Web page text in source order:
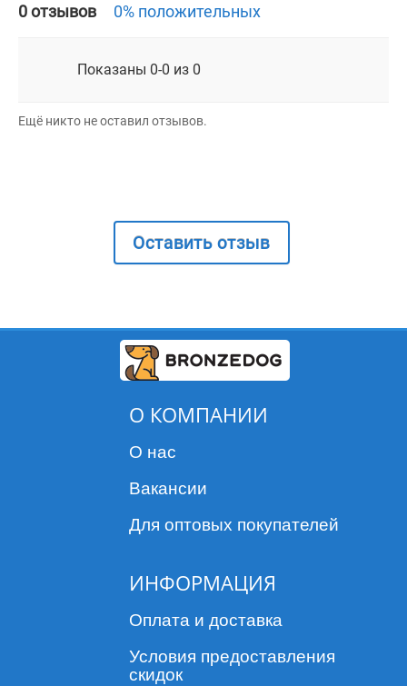
0 отзывов 0% положительных
Показаны 0-0 из 0
Ещё никто не оставил отзывов.
Оставить отзыв
О КОМПАНИИ
О нас
Вакансии
Для оптовых покупателей
ИНФОРМАЦИЯ
Оплата и доставка
Условия предоставления
скидок